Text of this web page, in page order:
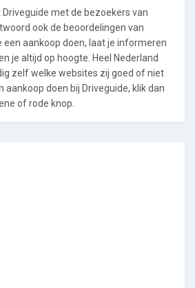
Driveguide met de bezoekers van
ook de beoordelingen van
een aankoop doen, laat je informeren
je altijd op hoogte. Heel Nederland
zelf welke websites zij goed of niet
aankoop doen bij Driveguide, klik dan
of rode knop.